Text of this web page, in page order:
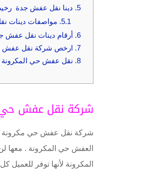
5. دينا نقل عفش جدة
5.1. مواصفات دينات
6. أرقام دينات نقل عفش
7. ارخص شركة نقل عفش
8. نقل عفش حي المكرونة
شركة نقل عفش حي
شركة نقل عفش حي مكرونة
العفش حي المكرونة . معها
المكرونة لأنها توفر